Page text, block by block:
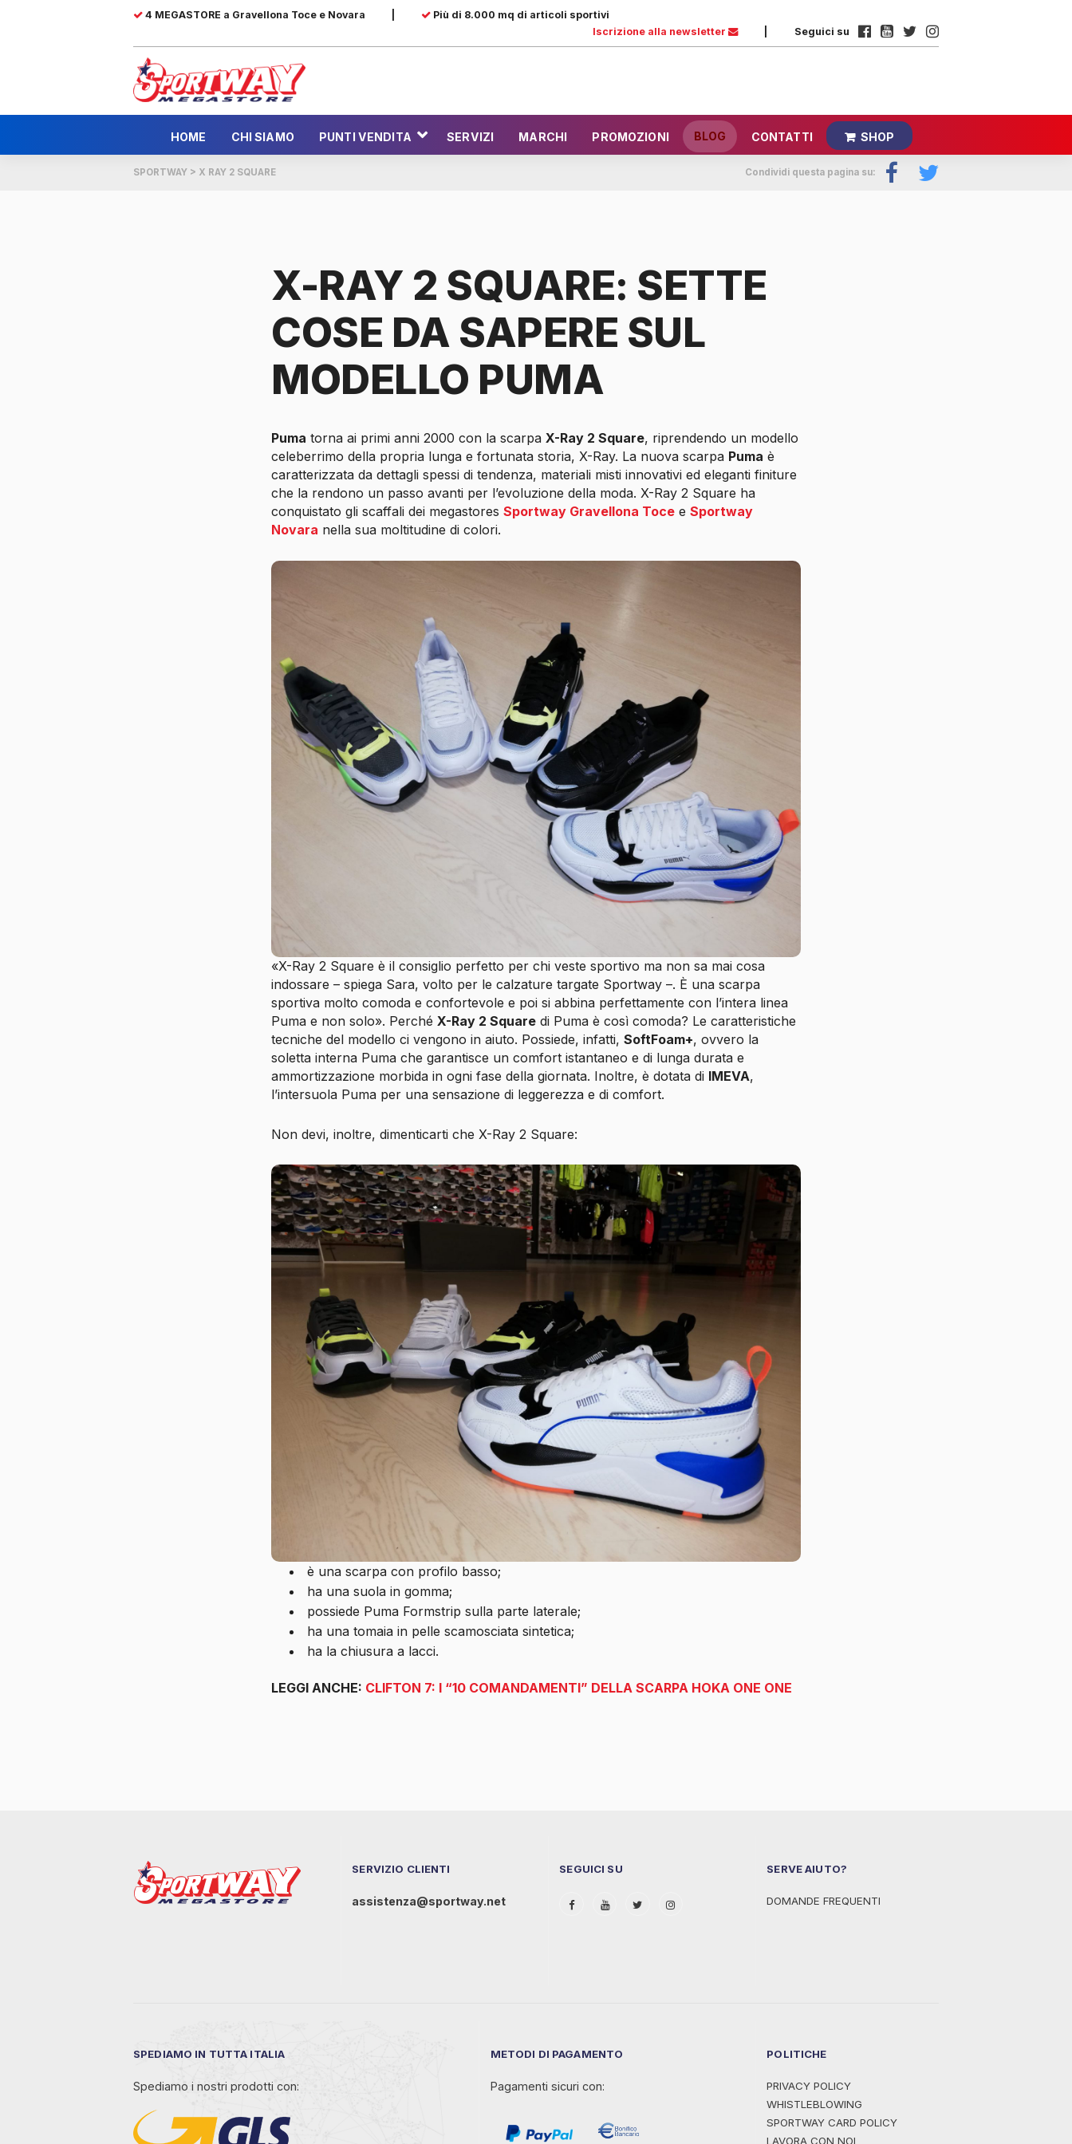
4 MEGASTORE a Gravellona Toce e Novara
Più di 8.000 mq di articoli sportivi
Iscrizione alla newsletter
Seguici su
HOME CHI SIAMO PUNTI VENDITA SERVIZI MARCHI PROMOZIONI BLOG CONTATTI SHOP
SPORTWAY > X RAY 2 SQUARE Condividi questa pagina su:
X-RAY 2 SQUARE: SETTE
COSE DA SAPERE SUL
MODELLO PUMA
Puma torna ai primi anni 2000 con la scarpaX-Ray 2 Square, riprendendo un modello
celeberrimo della propria lunga e fortunata storia, X-Ray. La nuova scarpa Puma è
caratterizzata da dettagli spessi di tendenza, materiali misti innovativi ed eleganti finiture
che la rendono un passo avanti per l’evoluzione della moda. X-Ray 2 Square ha
conquistato gli scaffali dei megastoresSportway Gravellona Toce eSportway
Novara nella sua moltitudine di colori.
«X-Ray 2 Square è il consiglio perfetto per chi veste sportivo ma non sa mai cosa
indossare – spiega Sara, volto per le calzature targate Sportway –. È una scarpa
sportiva molto comoda e confortevole e poi si abbina perfettamente con l’intera linea
Puma e non solo». PerchéX-Ray 2 Square di Puma è così comoda? Le caratteristiche
tecniche del modello ci vengono in aiuto. Possiede, infatti,SoftFoam+, ovvero la
soletta interna Puma che garantisce un comfort istantaneo e di lunga durata e
ammortizzazione morbida in ogni fase della giornata. Inoltre, è dotata di IMEVA,
l’intersuola Puma per una sensazione di leggerezza e di comfort.
Non devi, inoltre, dimenticarti che X-Ray 2 Square:
è una scarpa con profilo basso;
ha una suola in gomma;
possiede Puma Formstrip sulla parte laterale;
ha una tomaia in pelle scamosciata sintetica;
ha la chiusura a lacci.
LEGGI ANCHE: CLIFTON 7: I “10 COMANDAMENTI” DELLA SCARPA HOKA ONE ONE
SERVIZIO CLIENTI
assistenza@sportway.net
SEGUICI SU SERVE AIUTO?
DOMANDE FREQUENTI
SPEDIAMO IN TUTTA ITALIA
Spediamo i nostri prodotti con:
METODI DI PAGAMENTO
Pagamenti sicuri con:
POLITICHE
PRIVACY POLICY
WHISTLEBLOWING
SPORTWAY CARD POLICY
LAVORA CON NOI